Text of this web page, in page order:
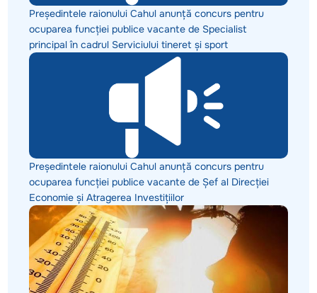
Președintele raionului Cahul anunță concurs pentru
ocuparea funcției publice vacante de Specialist
principal în cadrul Serviciului tineret și sport
Președintele raionului Cahul anunță concurs pentru
ocuparea funcției publice vacante de Șef al Direcției
Economie și Atragerea Investițiilor